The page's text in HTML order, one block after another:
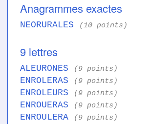
Anagrammes exactes
NEORURALES (10 points)
9 lettres
ALEURONES (9 points)
ENROLERAS (9 points)
ENROLEURS (9 points)
ENROUERAS (9 points)
ENROULERA (9 points)